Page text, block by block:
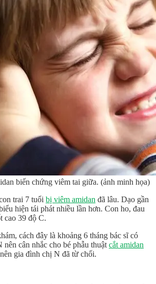
biến chứng viêm tai giữa. (ảnh minh họa)
trai 7 tuổi bị viêm amidan đã lâu. Dạo gần
hiện tái phát nhiều lần hơn. Con ho, đau
cao 39 độ C.
cách đây là khoảng 6 tháng bác sĩ có
cân nhắc cho bé phẫu thuật cắt amidan
gia đình chị N đã từ chối.